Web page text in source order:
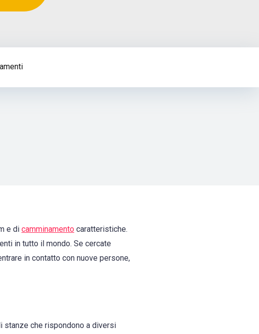
e di camminamento caratteristiche.
in tutto il mondo. Se cercate
in contatto con nuove persone,
stanze che rispondono a diversi